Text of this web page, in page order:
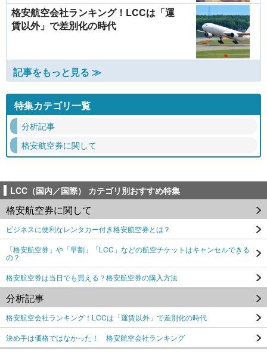
格安航空会社ランキング！LCCは「運
賃以外」で差別化の時代
記事をもっと見る ≫
特集カテゴリ一覧
分析記事
格安航空券に関して
LCC（国内／国際） カテゴリ別おすすめ特集
格安航空券に関して
ビジネスに便利なレンタカー付き格安航空券とは？
「格安航空券」や「早割」「LCC」などの航空チケットはキャンセルできる
の？
格安航空券は当日でも買える？格安航空券の購入方法
分析記事
格安航空会社ランキング！LCCは「運賃以外」で差別化の時代
決め手は価格ではなかった！ 格安航空会社ランキング